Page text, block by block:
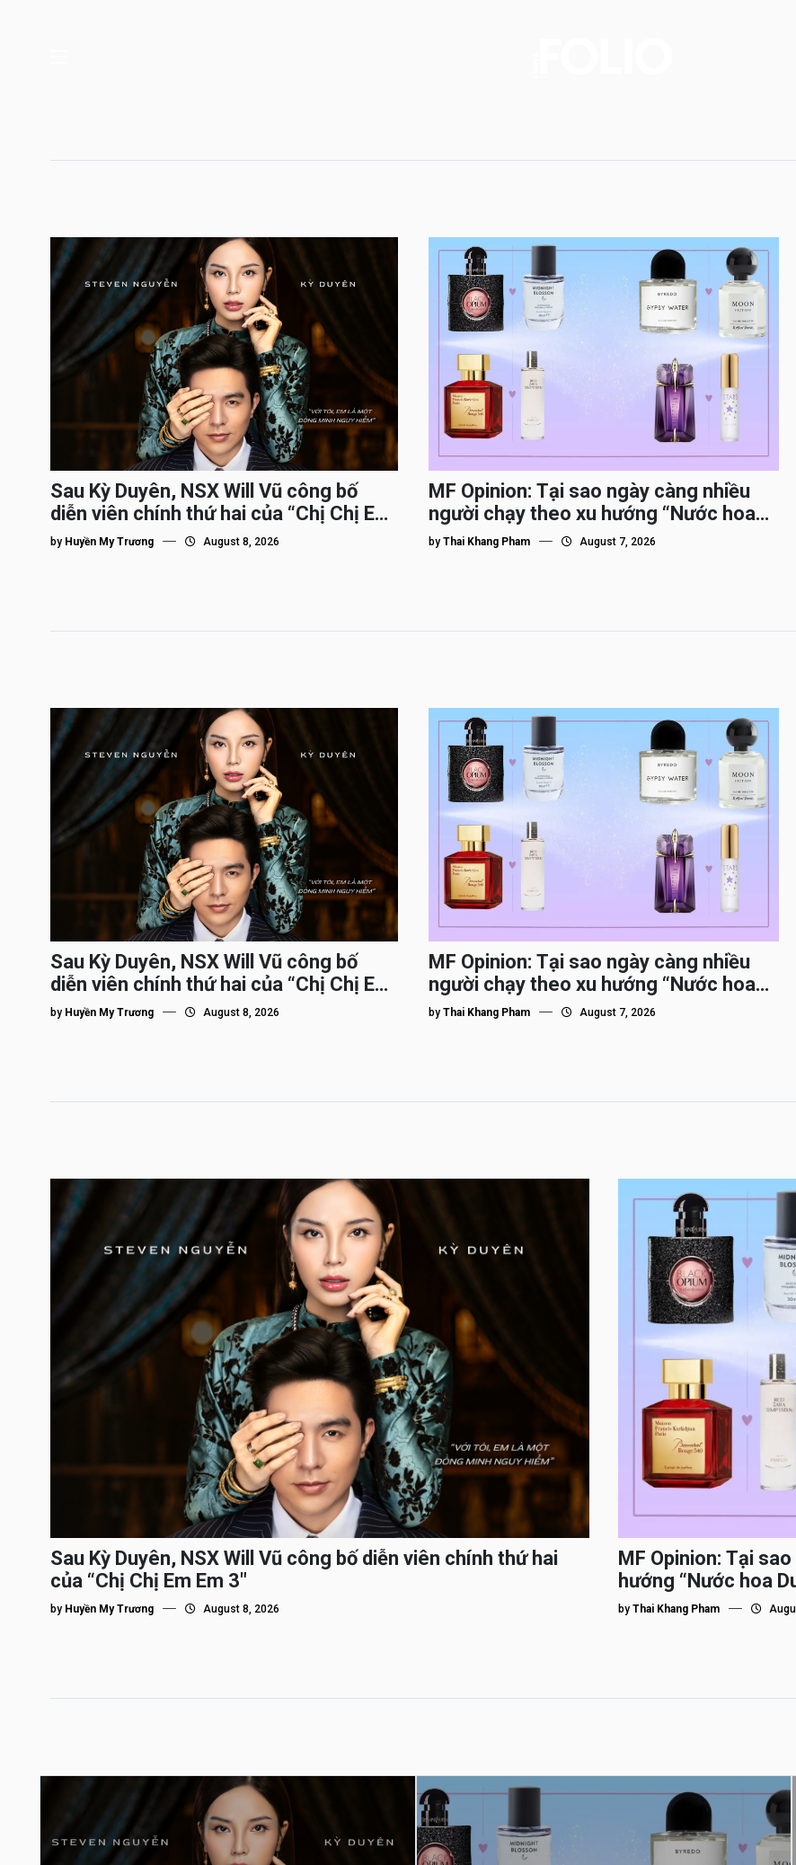
Sau Kỳ Duyên, NSX Will Vũ công bố
diễn viên chính thứ hai của “Chị Chị Em
Em 3″
by Huyền My Trương August 8, 2026
MF Opinion: Tại sao ngày càng nhiều
người chạy theo xu hướng “Nước hoa
Dupe”?
by Thai Khang Pham August 7, 2026
Sau Kỳ Duyên, NSX Will Vũ công bố
diễn viên chính thứ hai của “Chị Chị Em
Em 3″
by Huyền My Trương August 8, 2026
MF Opinion: Tại sao ngày càng nhiều
người chạy theo xu hướng “Nước hoa
Dupe”?
by Thai Khang Pham August 7, 2026
Sau Kỳ Duyên, NSX Will Vũ công bố diễn viên chính thứ hai
của “Chị Chị Em Em 3″
by Huyền My Trương August 8, 2026
MF Opinion: Tại
hướng “Nước hoa
by Thai Khang Pham